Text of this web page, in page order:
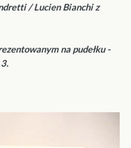
/ Lucien Bianchi z
na pudełku -